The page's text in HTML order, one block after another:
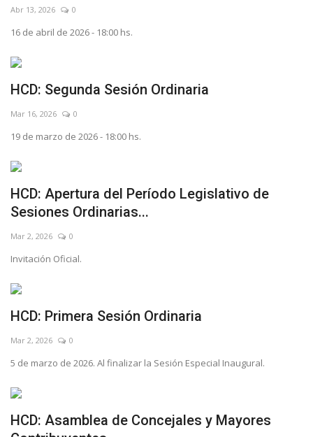
Abr 13, 2026 0
16 de abril de 2026 - 18:00 hs.
HCD: Segunda Sesión Ordinaria
Mar 16, 2026 0
19 de marzo de 2026 - 18:00 hs.
HCD: Apertura del Período Legislativo de
Sesiones Ordinarias...
Mar 2, 2026 0
Invitación Oficial.
HCD: Primera Sesión Ordinaria
Mar 2, 2026 0
5 de marzo de 2026. Al finalizar la Sesión Especial Inaugural.
HCD: Asamblea de Concejales y Mayores